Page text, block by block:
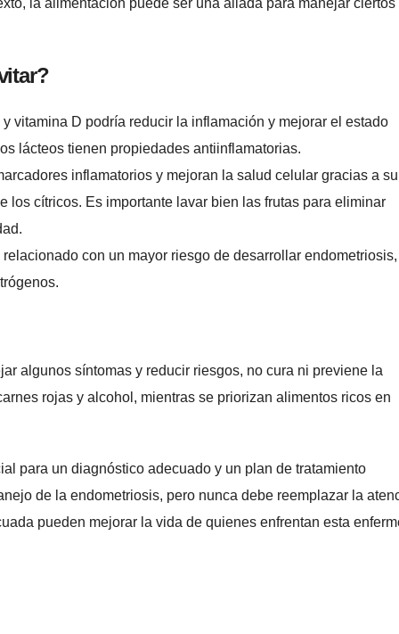
vitamina D podría reducir la inflamación y mejorar el estado
lácteos tienen propiedades antiinflamatorias.
inflamatorios y mejoran la salud celular gracias a su
los cítricos. Es importante lavar bien las frutas para eliminar
con un mayor riesgo de desarrollar
algunos síntomas y reducir riesgos, no cura ni previene la
rojas y alcohol, mientras se priorizan alimentos ricos en
para un diagnóstico adecuado y un plan de tratamiento
de la endometriosis, pero nunca debe reemplazar la
pueden mejorar la vida de quienes enfrentan esta